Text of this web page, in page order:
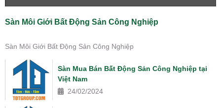
Sàn Môi Giới Bất Động Sản Công Nghiệp
Sàn Môi Giới Bất Động Sản Công Nghiệp
Sàn Mua Bán Bất Động Sản Công Nghiệp tại
Việt Nam
24/02/2024